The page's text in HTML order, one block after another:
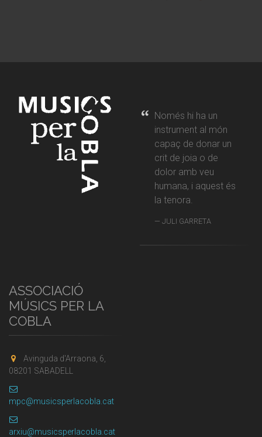
Només hi ha un
instrument al món
capaç de donar un
crit de joia o de
dolor amb veu
humana, i aquest és
la tenora.
JULI GARRETA
ASSOCIACIÓ
MÚSICS PER LA
COBLA
Avinguda d'Arraona, 6,
08201 SABADELL
mpc@musicsperlacobla.cat
arxiu@musicsperlacobla.cat